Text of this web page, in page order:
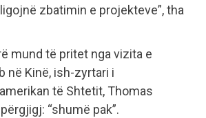
zbatimin e projekteve”, tha
mund të pritet nga vizita e
në Kinë, ish-zyrtari i
të Shtetit, Thomas
“shumë pak”.